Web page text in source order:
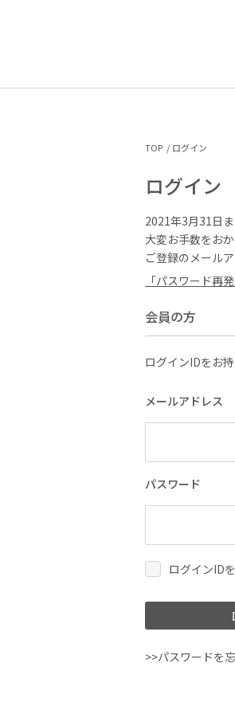
TOP ログイン
ログイン
2021年3月31日
大変お手数をお
ご登録のメール
「パスワード再
会員の方
ログインIDをお
メールアドレス
パスワード
ログインID
>>パスワードを